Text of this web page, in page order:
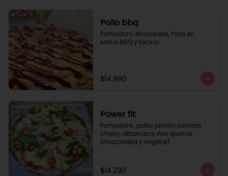
Pollo bbq
Pomodoro, Mozzarella, Pollo en
salsa BBQ y tocino
$14.990
Power fit
Pomodoro , pollo, jamón, tomate
cherry, albahaca, mix quesos
(mozzarella y vegetal).
$14.290